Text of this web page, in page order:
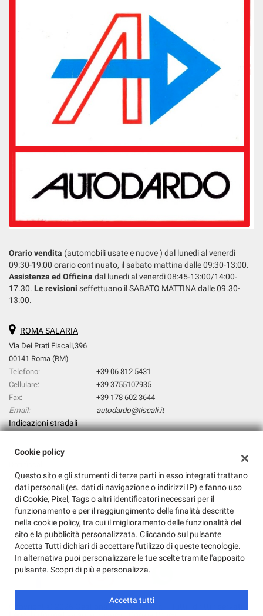
Orario vendita (automobili usate e nuove ) dal lunedi al venerdì
09:30-19:00 orario continuato, il sabato mattina dalle 09:30-13:00.
Assistenza ed Officina dal lunedi al venerdì 08:45-13:00/14:00-
17.30. Le revisioni seffettuano il SABATO MATTINA dalle 09.30-
13:00.
ROMA SALARIA
Via Dei Prati Fiscali,396
00141 Roma (RM)
Telefono:
+39 06 812 5431
Cellulare:
+39 3755107935
Fax:
+39 178 602 3644
Email:
autodardo@tiscali.it
Indicazioni stradali
AUTODARDO SRL
Via Dei Prati Fiscali,396, Roma (RM)
C.F/P.IVA:14768931009
Registro delle imprese:RM
Cookie policy
Questo sito e gli strumenti di terze parti in esso integrati trattano
dati personali (es. dati di navigazione o indirizzi IP) e fanno uso
di Cookie, Pixel, Tags o altri identificatori necessari per il
funzionamento e per il raggiungimento delle finalità descritte
nella cookie policy, tra cui il miglioramento delle funzionalità del
sito e la pubblicità personalizzata. Cliccando sul pulsante
Accetta Tutti dichiari di accettare l'utilizzo di queste tecnologie.
In alternativa puoi personalizzare le tue scelte tramite l'apposito
pulsante. Scopri di più e personalizza.
Accetta tutti